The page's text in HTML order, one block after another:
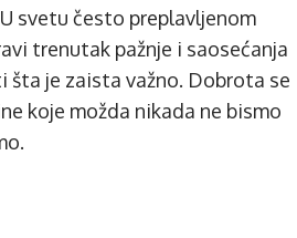
svetu često preplavljenom
trenutak pažnje i saosećanja
šta je zaista važno. Dobrota se
koje možda nikada ne bismo